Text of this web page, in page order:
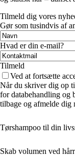
Tilmeld dig vores
Gør som tusindvis af
Hvad er din e-mail?
Tilmeld
Ved at fortsætte
Når du skriver dig op
for databehandling og
tilbage og afmelde dig
Tørshampoo til din
Skab volumen ved